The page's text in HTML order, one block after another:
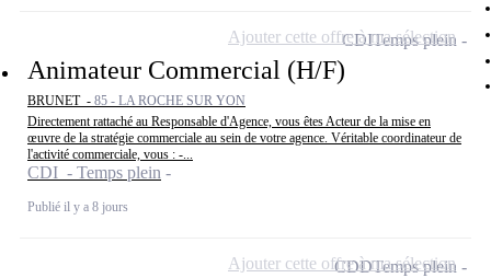
Animateur Commercial (H/F)
BRUNET - 85 - LA ROCHE SUR YON
Directement rattaché au Responsable d'Agence, vous êtes Acteur de la mise en
œuvre de la stratégie commerciale au sein de votre agence. Véritable coordinateur de
l'activité commerciale, vous : -...
CDI - Temps plein
Publié il y a 8 jours
CDITemps plein
Ajouter cette offre à ma sélection
CDDTemps plein
Ajouter cette offre à ma sélection